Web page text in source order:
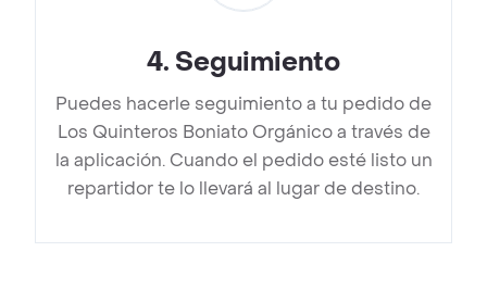
4. Seguimiento
Puedes hacerle seguimiento a tu pedido de
Los Quinteros Boniato Orgánico a través de
la aplicación. Cuando el pedido esté listo un
repartidor te lo llevará al lugar de destino.